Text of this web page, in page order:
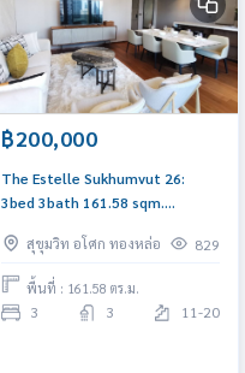
฿200,000
The Estelle Sukhumvut 26:
3bed 3bath 161.58 sqm.
สุขุมวิท อโศก ทองหล่อ
829
พื้นที่ : 161.58 ตร.ม.
3 3 11-20